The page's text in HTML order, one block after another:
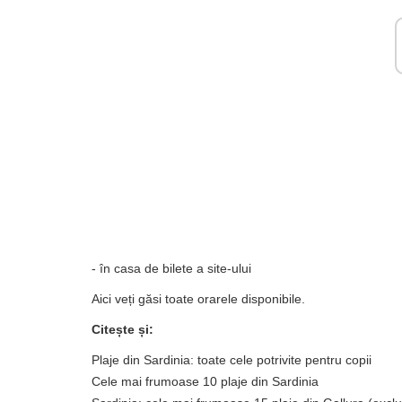
- în casa de bilete a site-ului
Aici veți găsi toate orarele disponibile.
Citește și:
Plaje din Sardinia: toate cele potrivite pentru copii
Cele mai frumoase 10 plaje din Sardinia